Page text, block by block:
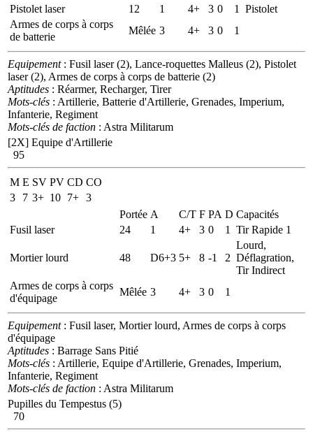
Pistolet laser
12 1 4+ 3 0 1
Pistolet
Armes de corps à corps
de batterie
Mêlée 3 4+ 3 0 1
Equipement: Fusil laser (2), Lance-roquettes Malleus (2), Pistolet
laser (2), Armes de corps à corps de batterie (2)
Aptitudes : Réarmer, Recharger, Tirer
Mots-clés : Artillerie, Batterie d'Artillerie, Grenades, Imperium,
Infanterie, Regiment
Mots-clés de faction : Astra Militarum
[2X] Equipe d'Artillerie
95
M E SV PV CD CO
3
7 3+ 10 7+ 3
Portée A C/T F PA D Capacités
Fusil laser
24 1 4+ 3 0 1 Tir Rapide 1
Mortier lourd 48 D6+3 5+ 8 -1 2
Lourd,
Déflagration,
Tir Indirect
Armes de corps à corps
d'équipage
Mêlée 3 4+ 3 0 1
Equipement: Fusil laser, Mortier lourd, Armes de corps à corps
d'équipage
Aptitudes : Barrage Sans Pitié
Mots-clés : Artillerie, Equipe d'Artillerie, Grenades, Imperium,
Infanterie, Regiment
Mots-clés de faction : Astra Militarum
Pupilles du Tempestus (5)
70